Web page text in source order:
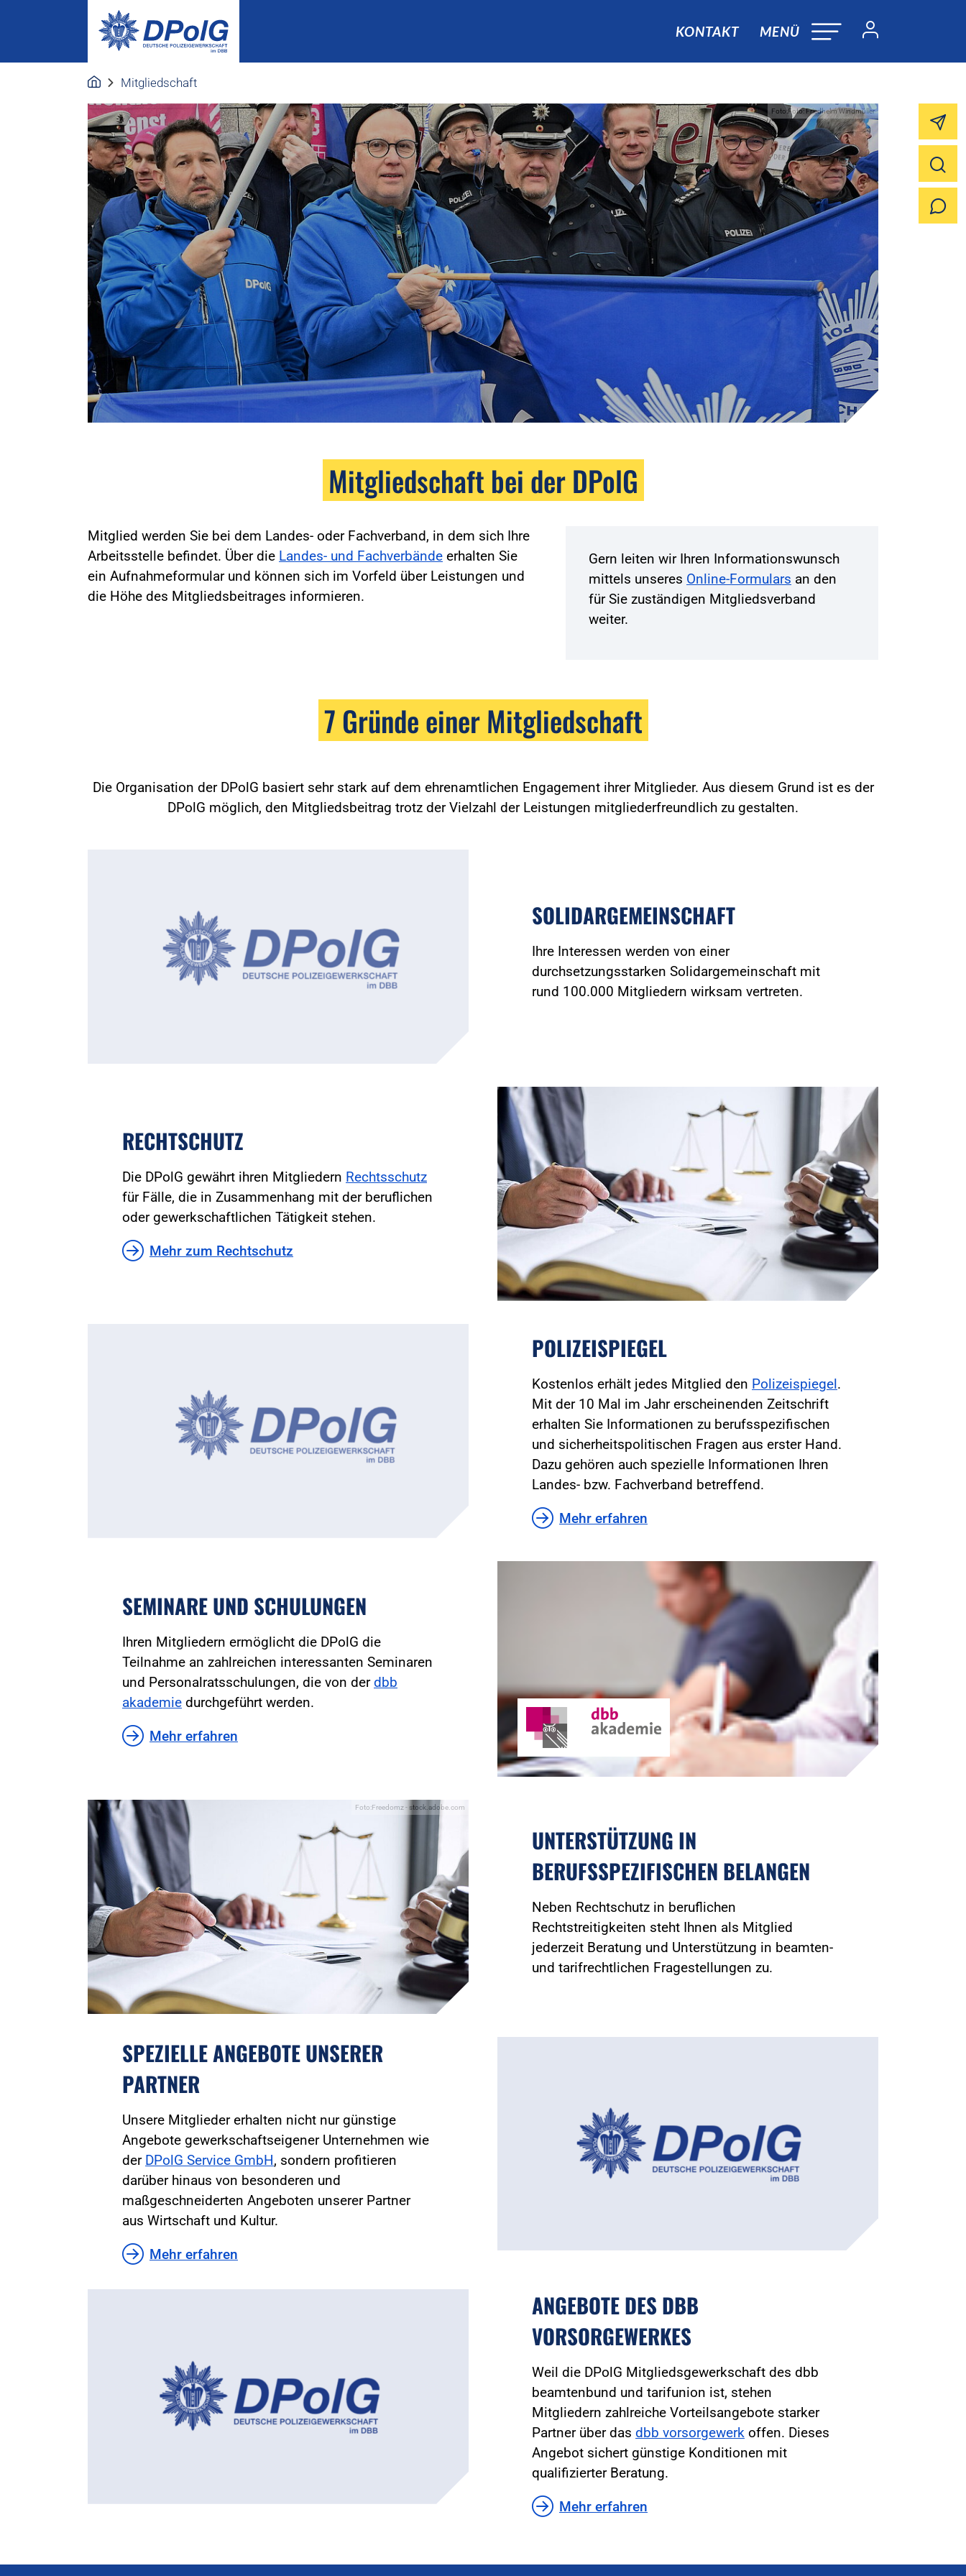
KONTAKT MENÜ
Mitgliedschaft
Foto:Foto: Friedhelm Windmüller
Mitgliedschaft bei der DPolG
Mitglied werden Sie bei dem Landes- oder Fachverband, in dem sich Ihre
Arbeitsstelle befindet. Über die Landes- und Fachverbände erhalten Sie
ein Aufnahmeformular und können sich im Vorfeld über Leistungen und
die Höhe des Mitgliedsbeitrages informieren.
Gern leiten wir Ihren Informationswunsch
mittels unseres Online-Formulars an den
für Sie zuständigen Mitgliedsverband
weiter.
7 Gründe einer Mitgliedschaft
Die Organisation der DPolG basiert sehr stark auf dem ehrenamtlichen Engagement ihrer Mitglieder. Aus diesem Grund ist es der
DPolG möglich, den Mitgliedsbeitrag trotz der Vielzahl der Leistungen mitgliederfreundlich zu gestalten.
SOLIDARGEMEINSCHAFT
Ihre Interessen werden von einer
durchsetzungsstarken Solidargemeinschaft mit
rund 100.000 Mitgliedern wirksam vertreten.
RECHTSCHUTZ
Die DPolG gewährt ihren Mitgliedern Rechtsschutz
für Fälle, die in Zusammenhang mit der beruflichen
oder gewerkschaftlichen Tätigkeit stehen.
Mehr zum Rechtschutz
POLIZEISPIEGEL
Kostenlos erhält jedes Mitglied den Polizeispiegel.
Mit der 10 Mal im Jahr erscheinenden Zeitschrift
erhalten Sie Informationen zu berufsspezifischen
und sicherheitspolitischen Fragen aus erster Hand.
Dazu gehören auch spezielle Informationen Ihren
Landes- bzw. Fachverband betreffend.
Mehr erfahren
SEMINARE UND SCHULUNGEN
Ihren Mitgliedern ermöglicht die DPolG die
Teilnahme an zahlreichen interessanten Seminaren
und Personalratsschulungen, die von derdbb
akademie durchgeführt werden.
Mehr erfahren
Foto:Freedomz - stock.adobe.com
UNTERSTÜTZUNG IN
BERUFSSPEZIFISCHEN BELANGEN
Neben Rechtschutz in beruflichen
Rechtstreitigkeiten steht Ihnen als Mitglied
jederzeit Beratung und Unterstützung in beamten-
und tarifrechtlichen Fragestellungen zu.
SPEZIELLE ANGEBOTE UNSERER
PARTNER
Unsere Mitglieder erhalten nicht nur günstige
Angebote gewerkschaftseigener Unternehmen wie
der DPolG Service GmbH, sondern profitieren
darüber hinaus von besonderen und
maßgeschneiderten Angeboten unserer Partner
aus Wirtschaft und Kultur.
Mehr erfahren
ANGEBOTE DES DBB
VORSORGEWERKES
Weil die DPolG Mitgliedsgewerkschaft des dbb
beamtenbund und tarifunion ist, stehen
Mitgliedern zahlreiche Vorteilsangebote starker
Partner über das dbb vorsorgewerk offen. Dieses
Angebot sichert günstige Konditionen mit
qualifizierter Beratung.
Mehr erfahren